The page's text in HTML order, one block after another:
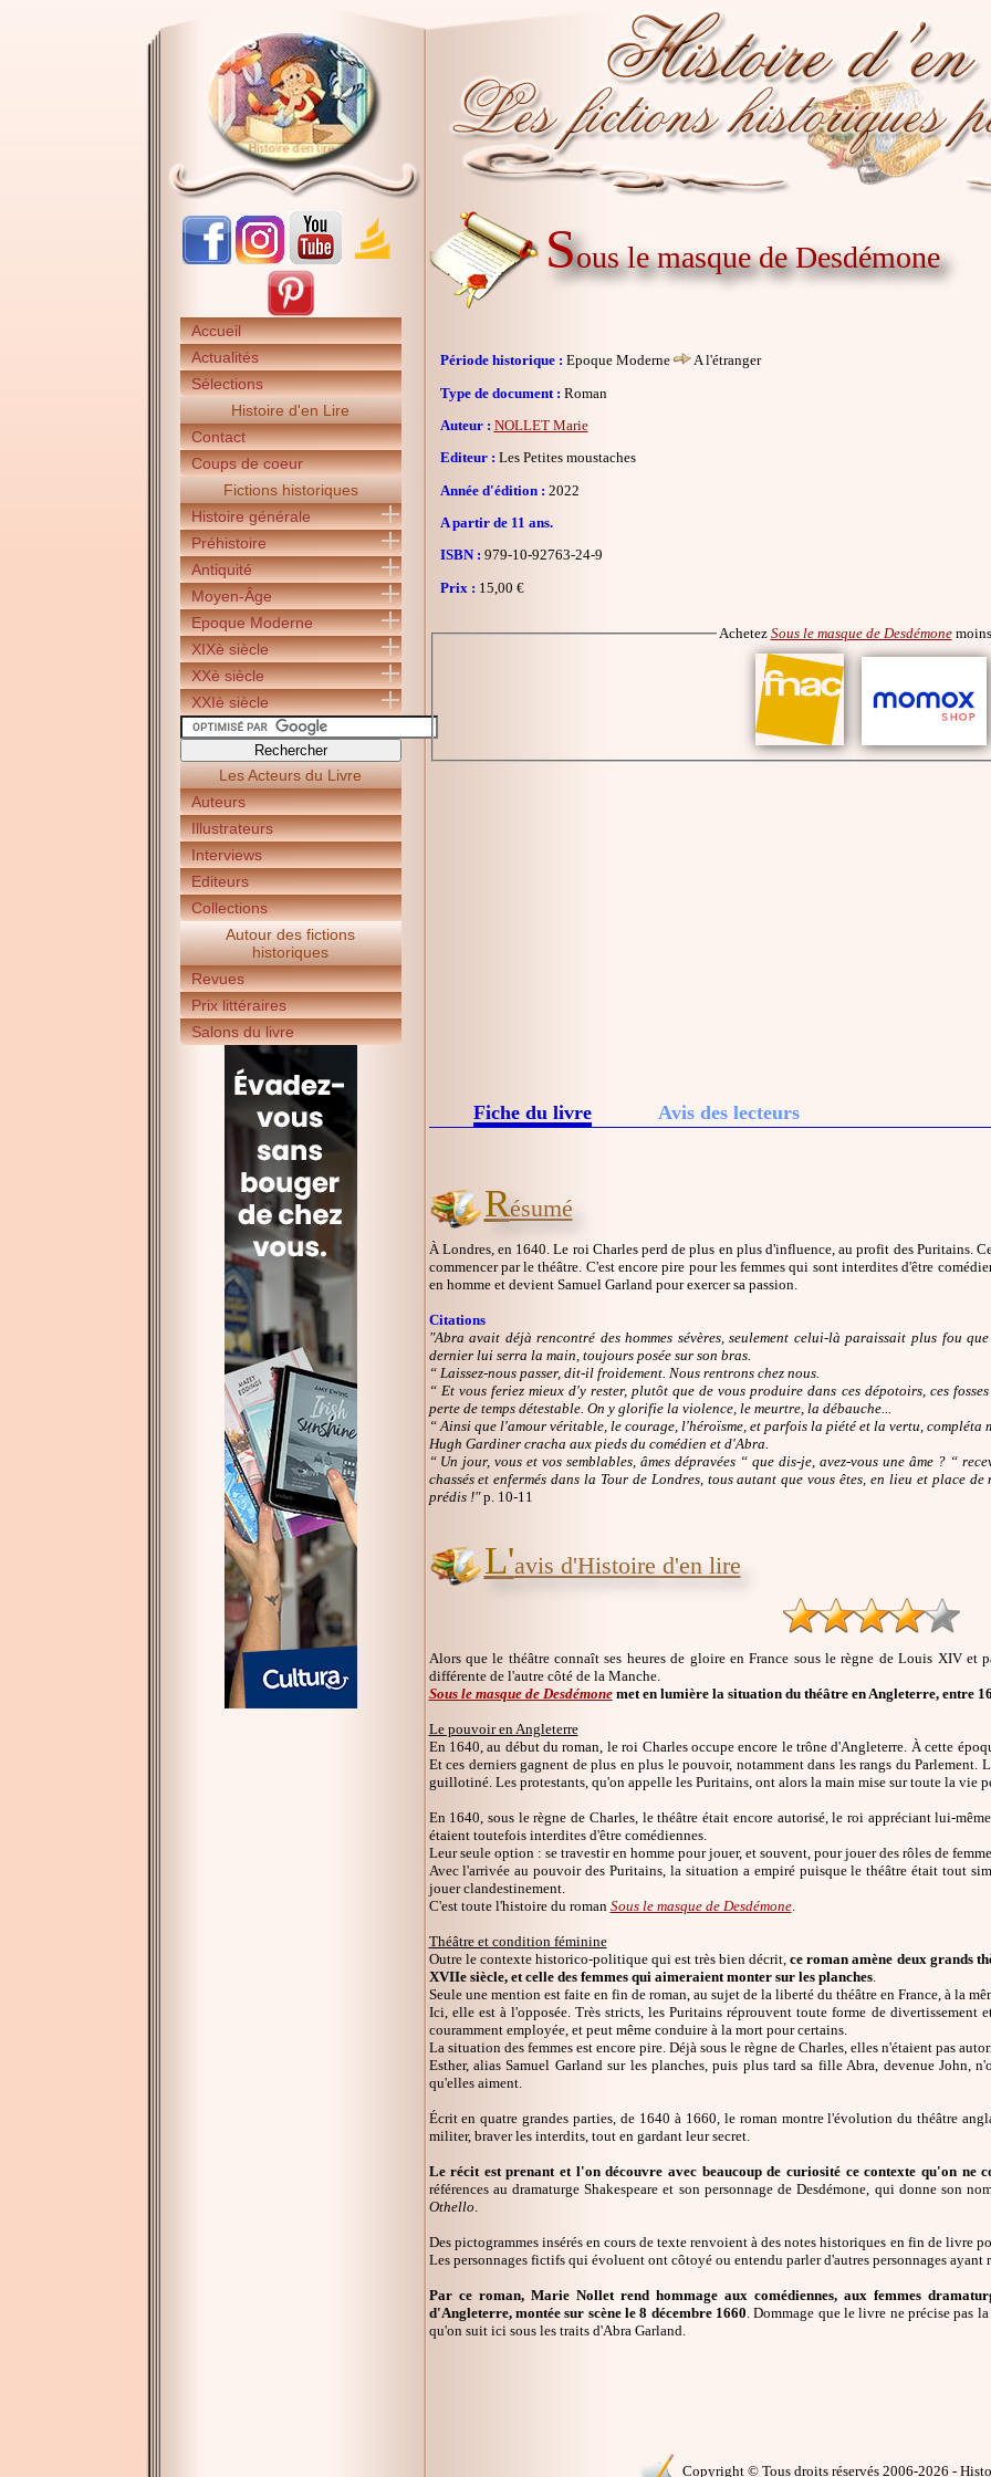
Accueil
Actualités
Sélections
Histoire d'en Lire
Contact
Coups de coeur
Fictions historiques
Histoire générale
Préhistoire
Antiquité
Moyen-Âge
Epoque Moderne
XIXè siècle
XXè siècle
XXIè siècle
Les Acteurs du Livre
Auteurs
Illustrateurs
Interviews
Editeurs
Collections
Autour des fictions
historiques
Revues
Prix littéraires
Salons du livre
Sous le masque de Desdémone
Période historique : Epoque Moderne
A l'étranger
Type de document : Roman
Auteur : NOLLET Marie
Editeur : Les Petites moustaches
Année d'édition : 2022
A partir de 11 ans.
ISBN : 979-10-92763-24-9
Prix : 15,00 €
Achetez Sous le masque de Desdémone
Fiche du livre Avis des lecteurs
Résumé
À Londres, en 1640. Le roi Charles perd de plus en plus d'influence, au profit des Puritains.
commencer par le théâtre. C'est encore pire pour les femmes qui sont interdites d'être
en homme et devient Samuel Garland pour exercer sa passion.
Citations
"Abra avait déjà rencontré des hommes sévères, seulement celui-là paraissait plus fou
dernier lui serra la main, toujours posée sur son bras.
“ Laissez-nous passer, dit-il froidement. Nous rentrons chez nous.
“ Et vous feriez mieux d'y rester, plutôt que de vous produire dans ces dépotoirs, ces
perte de temps détestable. On y glorifie la violence, le meurtre, la débauche...
“ Ainsi que l'amour véritable, le courage, l'héroïsme, et parfois la piété et la vertu, compléta
Hugh Gardiner cracha aux pieds du comédien et d'Abra.
“ Un jour, vous et vos semblables, âmes dépravées “ que dis-je, avez-vous une âme ? “
chassés et enfermés dans la Tour de Londres, tous autant que vous êtes, en lieu et place
prédis !"p. 10-11
L'avis d'Histoire d'en lire
Alors que le théâtre connaît ses heures de gloire en France sous le règne de Louis XIV et
différente de l'autre côté de la Manche.
Sous le masque de Desdémonemet en lumière la situation du théâtre en Angleterre, entre
Le pouvoir en Angleterre
En 1640, au début du roman, le roi Charles occupe encore le trône d'Angleterre. À cette
Et ces derniers gagnent de plus en plus le pouvoir, notamment dans les rangs du
guillotiné. Les protestants, qu'on appelle les Puritains, ont alors la main mise sur toute la vie
En 1640, sous le règne de Charles, le théâtre était encore autorisé, le roi appréciant lui-
étaient toutefois interdites d'être comédiennes.
Leur seule option : se travestir en homme pour jouer, et souvent, pour jouer des rôles de
Avec l'arrivée au pouvoir des Puritains, la situation a empiré puisque le théâtre était tout
jouer clandestinement.
C'est toute l'histoire du roman Sous le masque de Desdémone.
Théâtre et condition féminine
Outre le contexte historico-politique qui est très bien décrit,ce roman amène deux grands
XVIIe siècle, et celle des femmes qui aimeraient monter sur les planches.
Seule une mention est faite en fin de roman, au sujet de la liberté du théâtre en France, à la
Ici, elle est à l'opposée. Très stricts, les Puritains réprouvent toute forme de
couramment employée, et peut même conduire à la mort pour certains.
La situation des femmes est encore pire. Déjà sous le règne de Charles, elles n'étaient pas
Esther, alias Samuel Garland sur les planches, puis plus tard sa fille Abra, devenue John,
qu'elles aiment.
Écrit en quatre grandes parties, de 1640 à 1660, le roman montre l'évolution du théâtre
militer, braver les interdits, tout en gardant leur secret.
Le récit est prenant et l'on découvre avec beaucoup de curiosité ce contexte qu'on ne
références au dramaturge Shakespeare et son personnage de Desdémone, qui donne son
Othello
Des pictogrammes insérés en cours de texte renvoient à des notes historiques en fin de livre
Les personnages fictifs qui évoluent ont côtoyé ou entendu parler d'autres personnages ayant
Par ce roman, Marie Nollet rend hommage aux comédiennes, aux femmes
d'Angleterre, montée sur scène le 8 décembre 1660 . Dommage que le livre ne précise pas
qu'on suit ici sous les traits d'Abra Garland.
Copyright © Tous droits réservés 2006-2026 -